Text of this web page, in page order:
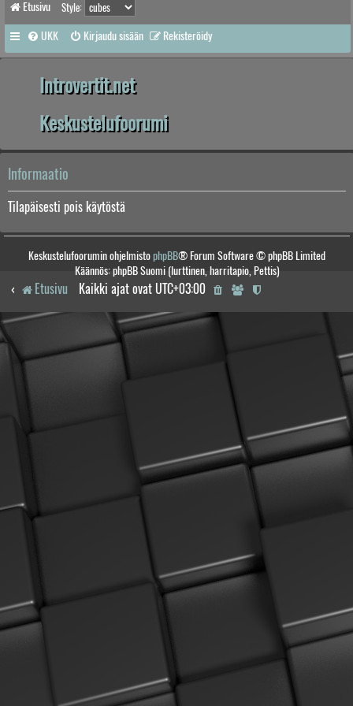
Etusivu Style:
UKK Kirjaudu sisään Rekisteröidy
Introvertit.net
Keskustelufoorumi
Informaatio
Tilapäisesti pois käytöstä
Keskustelufoorumin ohjelmistophpBB® Forum Software © phpBB Limited
Käännös: phpBB Suomi (lurttinen, harritapio, Pettis)
Etusivu Kaikki ajat ovat UTC+03:00